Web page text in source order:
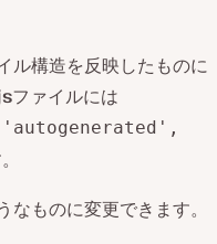
ル構造を反映したものに
ファイルには
ものに変更できます。